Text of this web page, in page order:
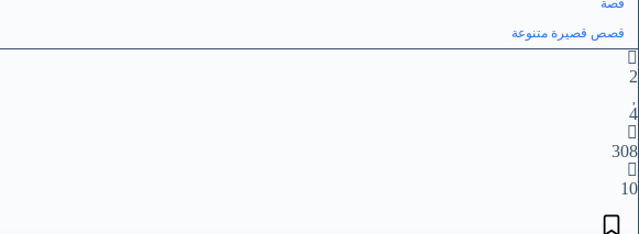
قصص قصيرة متنوعة
2
4
308
10